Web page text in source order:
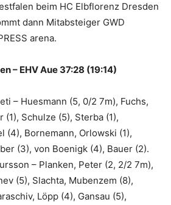
beim HC Elbflorenz Dresden
dann Mitabsteiger GWD
arena.
– EHV Aue 37:28 (19:14)
– Huesmann (5, 0/2 7m), Fuchs,
Schulze (5), Sterba (1),
(4), Bornemann, Orlowski (1),
(3), von Boenigk (4), Bauer (2).
– Planken, Peter (2, 2/2 7m),
(5), Slachta, Mubenzem (8),
Löpp (4), Gansau (5),